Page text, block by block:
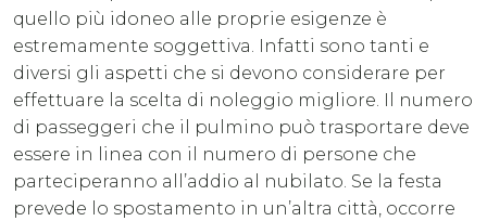
quello più idoneo alle proprie esigenze è
estremamente soggettiva. Infatti sono tanti e
diversi gli aspetti che si devono considerare per
effettuare la scelta di noleggio migliore. Il numero
di passeggeri che il pulmino può trasportare deve
essere in linea con il numero di persone che
parteciperanno all’addio al nubilato. Se la festa
prevede lo spostamento in un’altra città, occorre